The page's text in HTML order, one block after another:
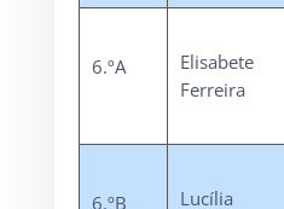
6.ºA
Elisabete
Ferreira
6.ºB
Lucília